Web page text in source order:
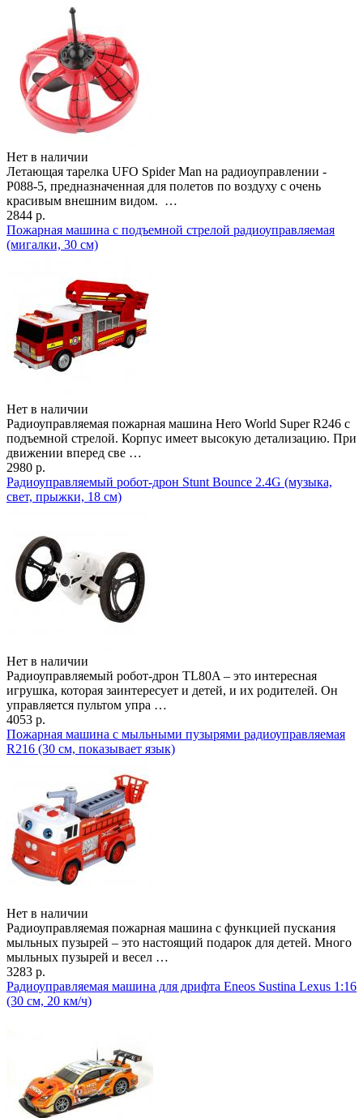
Нет в наличии
Летающая тарелка UFO Spider Man на радиоуправлении -
P088-5, предназначенная для полетов по воздуху с очень
красивым внешним видом. …
2844 р.
Пожарная машина с подъемной стрелой радиоуправляемая
(мигалки, 30 см)
Нет в наличии
Радиоуправляемая пожарная машина Hero World Super R246 с
подъемной стрелой. Корпус имеет высокую детализацию. При
движении вперед све …
2980 р.
Радиоуправляемый робот-дрон Stunt Bounce 2.4G (музыка,
свет, прыжки, 18 см)
Нет в наличии
Радиоуправляемый робот-дрон TL80A – это интересная
игрушка, которая заинтересует и детей, и их родителей. Он
управляется пультом упра …
4053 р.
Пожарная машина с мыльными пузырями радиоуправляемая
R216 (30 см, показывает язык)
Нет в наличии
Радиоуправляемая пожарная машина с функцией пускания
мыльных пузырей – это настоящий подарок для детей. Много
мыльных пузырей и весел …
3283 р.
Радиоуправляемая машина для дрифта Eneos Sustina Lexus 1:16
(30 см, 20 км/ч)